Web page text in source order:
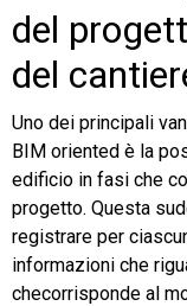
HR
Trust Services
TeamSystem
TeamSystem
del
del
Uno dei principali
BIM oriented è la
edificio in fasi che
progetto. Questa
registrare per
informazioni che
checorrisponde al